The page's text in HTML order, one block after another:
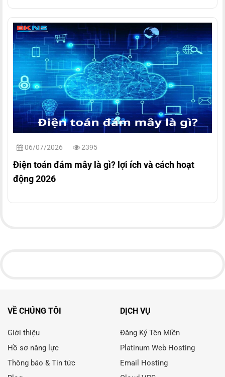
06/07/2026 2395
Điện toán đám mây là gì? lợi ích và cách hoạt
động 2026
VỀ CHÚNG TÔI
Giới thiệu
Hồ sơ năng lực
Thông báo & Tin tức
DỊCH VỤ
Đăng Ký Tên Miền
Platinum Web Hosting
Email Hosting